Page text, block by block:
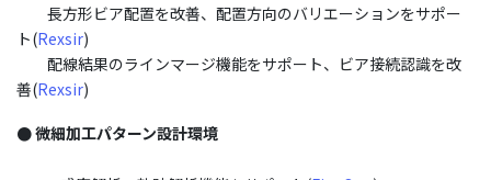
長方形ビア配置を改善、配置方向のバリエーションをサポー
ト(Rexsir)
配線結果のラインマージ機能をサポート、ビア接続認識を改
善(Rexsir)
●微細加工パターン設計環境